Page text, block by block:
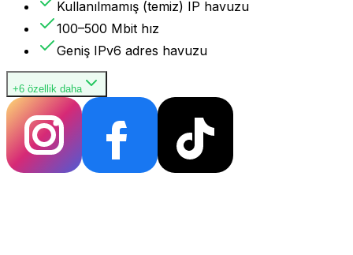
Kullanılmamış (temiz) IP havuzu
100–500 Mbit hız
Geniş IPv6 adres havuzu
+6 özellik daha